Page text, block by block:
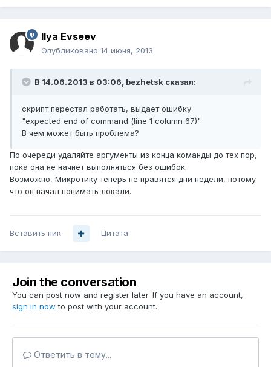
Ilya Evseev
Опубликовано 14 июня, 2013
В 14.06.2013 в 03:06, bezhetsk сказал:
скрипт перестал работать, выдает ошибку
"expected end of command (line 1 column 67)"
В чем может быть проблема?
По очереди удаляйте аргументы из конца команды до тех пор,
пока она не начнёт выполняться без ошибок.
Возможно, Микротику теперь не нравятся дни недели, потому
что он начал понимать локали.
Вставить ник Цитата
Join the conversation
You can post now and register later. If you have an account,
sign in now to post with your account.
Ответить в тему...